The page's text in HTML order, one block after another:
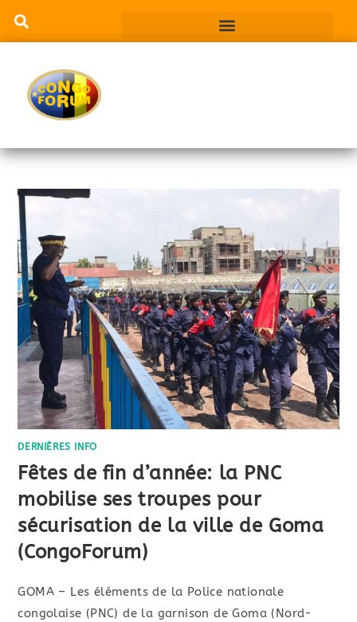
DERNIÈRES INFO
Fêtes de fin d’année: la PNC
mobilise ses troupes pour
sécurisation de la ville de Goma
(CongoForum)
GOMA – Les éléments de la Police nationale
congolaise (PNC) de la garnison de Goma (Nord-